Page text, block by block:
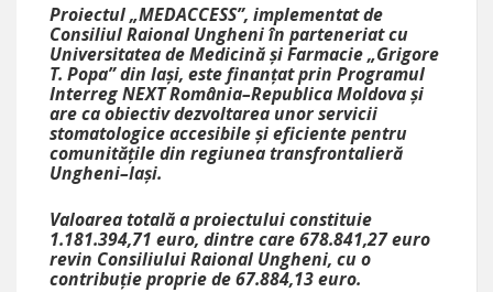
Proiectul „MEDACCESS”, implementat de
Consiliul Raional Ungheni în parteneriat cu
Universitatea de Medicină și Farmacie „Grigore
T. Popa” din Iași, este finanțat prin Programul
Interreg NEXT România–Republica Moldova și
are ca obiectiv dezvoltarea unor servicii
stomatologice accesibile și eficiente pentru
comunitățile din regiunea transfrontalieră
Ungheni–Iași.
Valoarea totală a proiectului constituie
1.181.394,71 euro, dintre care 678.841,27 euro
revin Consiliului Raional Ungheni, cu o
contribuție proprie de 67.884,13 euro.